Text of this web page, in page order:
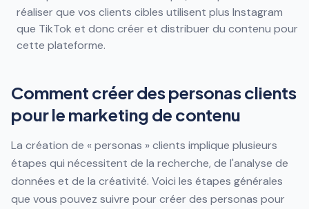
réaliser que vos clients cibles utilisent plus Instagram
que TikTok et donc créer et distribuer du contenu pour
cette plateforme.
Comment créer des personas clients
pour le marketing de contenu
La création de « personas » clients implique plusieurs
étapes qui nécessitent de la recherche, de l'analyse de
données et de la créativité. Voici les étapes générales
que vous pouvez suivre pour créer des personas pour